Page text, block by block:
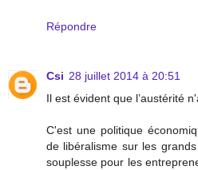
Répondre
Csi 28 juillet 2014 à 20:51
Il est évident que l’austérité
C'est une politique
de libéralisme sur les
souplesse pour les